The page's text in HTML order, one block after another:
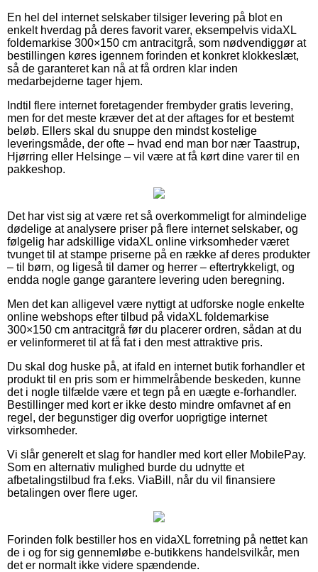
En hel del internet selskaber tilsiger levering på blot en
enkelt hverdag på deres favorit varer, eksempelvis vidaXL
foldemarkise 300×150 cm antracitgrå, som nødvendiggør at
bestillingen køres igennem forinden et konkret klokkeslæt,
så de garanteret kan nå at få ordren klar inden
medarbejderne tager hjem.
Indtil flere internet foretagender frembyder gratis levering,
men for det meste kræver det at der aftages for et bestemt
beløb. Ellers skal du snuppe den mindst kostelige
leveringsmåde, der ofte – hvad end man bor nær Taastrup,
Hjørring eller Helsinge – vil være at få kørt dine varer til en
pakkeshop.
Det har vist sig at være ret så overkommeligt for almindelige
dødelige at analysere priser på flere internet selskaber, og
følgelig har adskillige vidaXL online virksomheder været
tvunget til at stampe priserne på en række af deres produkter
– til børn, og ligeså til damer og herrer – eftertrykkeligt, og
endda nogle gange garantere levering uden beregning.
Men det kan alligevel være nyttigt at udforske nogle enkelte
online webshops efter tilbud på vidaXL foldemarkise
300×150 cm antracitgrå før du placerer ordren, sådan at du
er velinformeret til at få fat i den mest attraktive pris.
Du skal dog huske på, at ifald en internet butik forhandler et
produkt til en pris som er himmelråbende beskeden, kunne
det i nogle tilfælde være et tegn på en uægte e-forhandler.
Bestillinger med kort er ikke desto mindre omfavnet af en
regel, der begunstiger dig overfor uoprigtige internet
virksomheder.
Vi slår generelt et slag for handler med kort eller MobilePay.
Som en alternativ mulighed burde du udnytte et
afbetalingstilbud fra f.eks. ViaBill, når du vil finansiere
betalingen over flere uger.
Forinden folk bestiller hos en vidaXL forretning på nettet kan
de i og for sig gennemløbe e-butikkens handelsvilkår, men
det er normalt ikke videre spændende.